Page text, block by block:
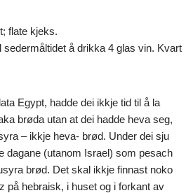
flate kjeks.
sedermåltidet å drikka 4 glas vin. Kvart
Egypt, hadde dei ikkje tid til å la
brøda utan at dei hadde heva seg,
– ikkje heva- brød. Under dei sju
dagane (utanom Israel) som pesach
brød. Det skal ikkje finnast noko
på hebraisk, i huset og i forkant av